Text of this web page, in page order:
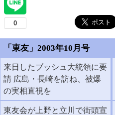
「東友」2003年10月号
来日したブッシュ大統領に要
請 広島・長崎を訪ね、被爆
の実相直視を
東友会が上野と立川で街頭宣